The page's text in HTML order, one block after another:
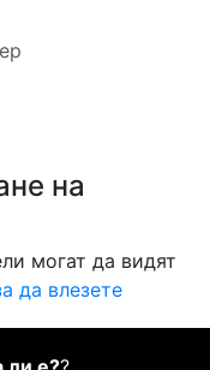
на
могат да видят
да влезете